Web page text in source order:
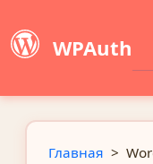
WPAuth
Главная >